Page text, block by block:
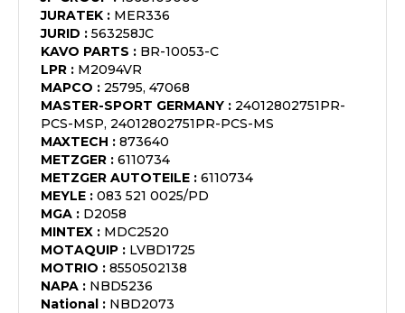
JURATEK : MER336
JURID : 563258JC
KAVO PARTS : BR-10053-C
LPR : M2094VR
MAPCO : 25795, 47068
MASTER-SPORT GERMANY : 24012802751PR-
PCS-MSP, 24012802751PR-PCS-MS
MAXTECH : 873640
METZGER : 6110734
METZGER AUTOTEILE : 6110734
MEYLE : 083 521 0025/PD
MGA : D2058
MINTEX : MDC2520
MOTAQUIP : LVBD1725
MOTRIO : 8550502138
NAPA : NBD5236
National : NBD2073